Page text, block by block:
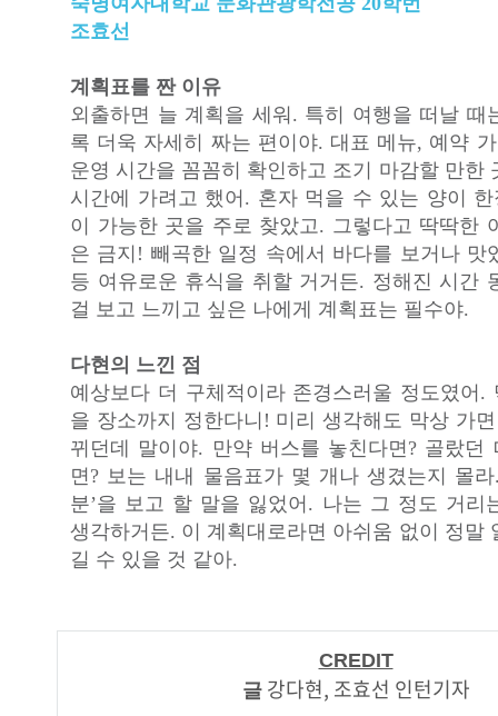
조효선
계획표를 짠 이유
외출하면 늘 계획을 세워. 특히 여행을 떠날 때
록 더욱 자세히 짜는 편이야. 대표 메뉴, 예약
운영 시간을 꼼꼼히 확인하고 조기 마감할 만한
시간에 가려고 했어. 혼자 먹을 수 있는 양이
이 가능한 곳을 주로 찾았고. 그렇다고 딱딱한
은 금지! 빼곡한 일정 속에서 바다를 보거나 맛
등 여유로운 휴식을 취할 거거든. 정해진 시간
걸 보고 느끼고 싶은 나에게 계획표는 필수야.
다현의 느낀 점
예상보다 더 구체적이라 존경스러울 정도였어.
을 장소까지 정한다니! 미리 생각해도 막상 가
뀌던데 말이야. 만약 버스를 놓친다면? 골랐던
면? 보는 내내 물음표가 몇 개나 생겼는지 몰
분’을 보고 할 말을 잃었어. 나는 그 정도 거리
생각하거든. 이 계획대로라면 아쉬움 없이 정말
길 수 있을 것 같아.
CREDIT
글 강다현, 조효선 인턴기자